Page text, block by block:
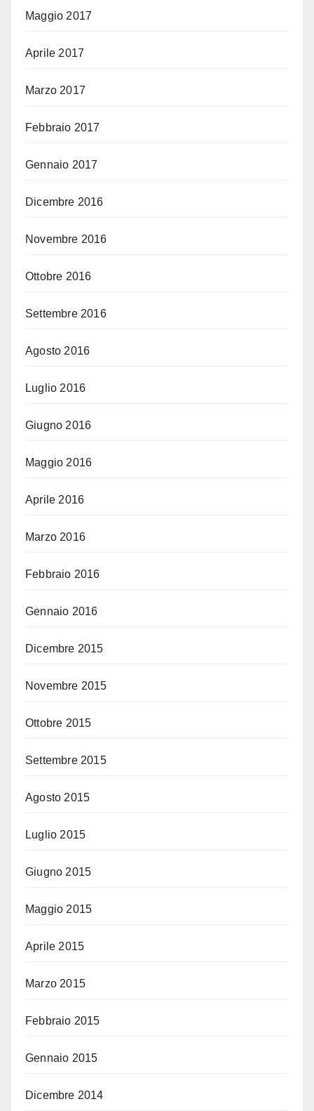
Maggio 2017
Aprile 2017
Marzo 2017
Febbraio 2017
Gennaio 2017
Dicembre 2016
Novembre 2016
Ottobre 2016
Settembre 2016
Agosto 2016
Luglio 2016
Giugno 2016
Maggio 2016
Aprile 2016
Marzo 2016
Febbraio 2016
Gennaio 2016
Dicembre 2015
Novembre 2015
Ottobre 2015
Settembre 2015
Agosto 2015
Luglio 2015
Giugno 2015
Maggio 2015
Aprile 2015
Marzo 2015
Febbraio 2015
Gennaio 2015
Dicembre 2014